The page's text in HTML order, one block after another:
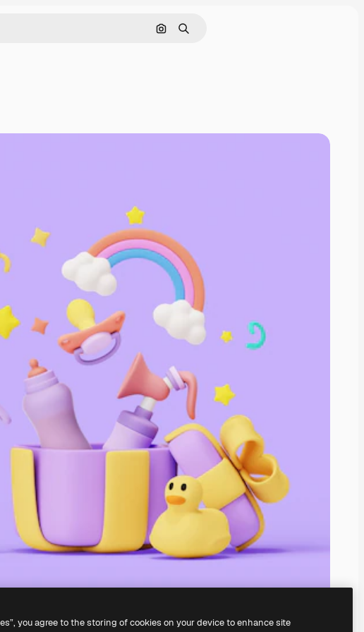
Pesquisar por imagem
Buscar
you agree to the storing of cookies on your device to enhance site